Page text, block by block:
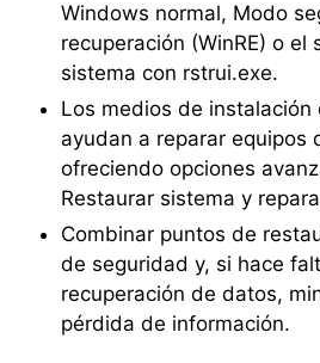
Windows normal, Modo
recuperación (WinRE) o el
sistema con rstrui.exe.
Los medios de instalación
ayudan a reparar equipos
ofreciendo opciones
Restaurar sistema y
Combinar puntos de
de seguridad y, si hace
recuperación de datos,
pérdida de información.